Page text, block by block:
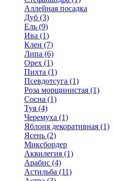
Аллейная посадка
Дуб (3)
Ель (9)
Ива (1)
Клен (7)
Липа (6)
Орех (1)
Пихта (1)
Псевдотсуга (1)
Роза морщинистая (1)
Сосна (1)
Туя (4)
Черемуха (1)
Яблоня декоративная (1)
Ясень (2)
Миксбордер
Аквилегия (1)
Арабис (4)
Астильба (11)